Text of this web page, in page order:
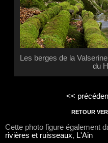
Les berges de la
du
<<
RETOUR
Cette photo figure également
rivières et ruisseaux, L'Ain